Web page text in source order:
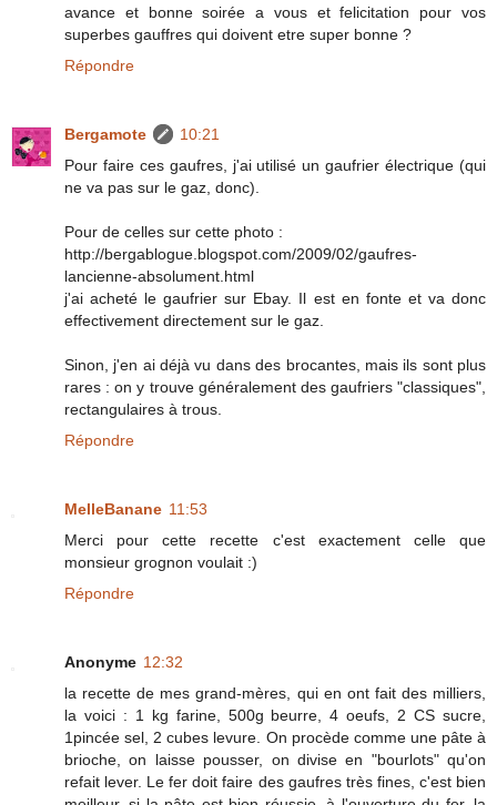
avance et bonne soirée a vous et felicitation pour vos
superbes gauffres qui doivent etre super bonne ?
Répondre
Bergamote
10:21
Pour faire ces gaufres, j'ai utilisé un gaufrier électrique (qui
ne va pas sur le gaz, donc).
Pour de celles sur cette photo :
http://bergablogue.blogspot.com/2009/02/gaufres-
lancienne-absolument.html
j'ai acheté le gaufrier sur Ebay. Il est en fonte et va donc
effectivement directement sur le gaz.
Sinon, j'en ai déjà vu dans des brocantes, mais ils sont plus
rares : on y trouve généralement des gaufriers "classiques",
rectangulaires à trous.
Répondre
MelleBanane 11:53
Merci pour cette recette c'est exactement celle que
monsieur grognon voulait :)
Répondre
Anonyme 12:32
la recette de mes grand-mères, qui en ont fait des milliers,
la voici : 1 kg farine, 500g beurre, 4 oeufs, 2 CS sucre,
1pincée sel, 2 cubes levure. On procède comme une pâte à
brioche, on laisse pousser, on divise en "bourlots" qu'on
refait lever. Le fer doit faire des gaufres très fines, c'est bien